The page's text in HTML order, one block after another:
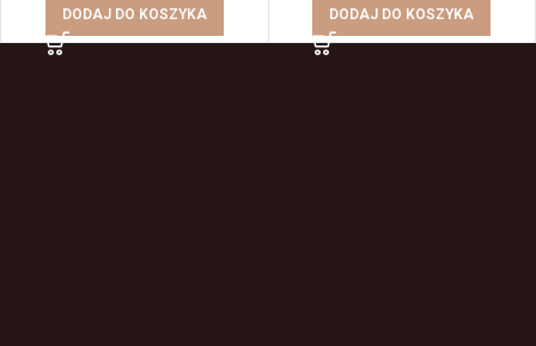
DODAJ DO KOSZYKA DODAJ DO KOSZYKA